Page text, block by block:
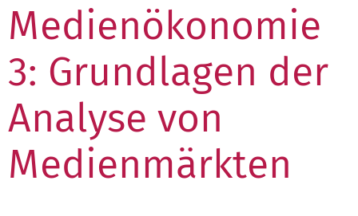
Medienökonomie
3: Grundlagen der
Analyse von
Medienmärkten